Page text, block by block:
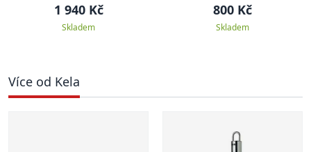
1 940 Kč
Skladem
800 Kč
Skladem
Více od Kela